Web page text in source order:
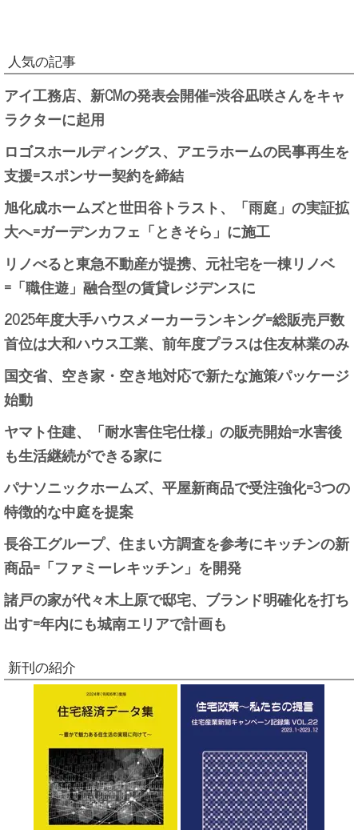
人気の記事
アイ工務店、新CMの発表会開催=渋谷凪咲さんをキャ
ラクターに起用
ロゴスホールディングス、アエラホームの民事再生を
支援=スポンサー契約を締結
旭化成ホームズと世田谷トラスト、「雨庭」の実証拡
大へ=ガーデンカフェ「ときそら」に施工
リノべると東急不動産が提携、元社宅を一棟リノベ
=「職住遊」融合型の賃貸レジデンスに
2025年度大手ハウスメーカーランキング=総販売戸数
首位は大和ハウス工業、前年度プラスは住友林業のみ
国交省、空き家・空き地対応で新たな施策パッケージ
始動
ヤマト住建、「耐水害住宅仕様」の販売開始=水害後
も生活継続ができる家に
パナソニックホームズ、平屋新商品で受注強化=3つの
特徴的な中庭を提案
長谷工グループ、住まい方調査を参考にキッチンの新
商品=「ファミーレキッチン」を開発
諸戸の家が代々木上原で邸宅、ブランド明確化を打ち
出す=年内にも城南エリアで計画も
新刊の紹介